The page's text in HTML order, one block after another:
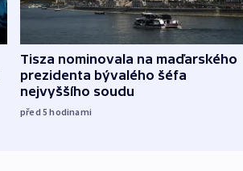
Tisza nominovala na maďarského
prezidenta bývalého šéfa
nejvyššího soudu
před 5hodinami